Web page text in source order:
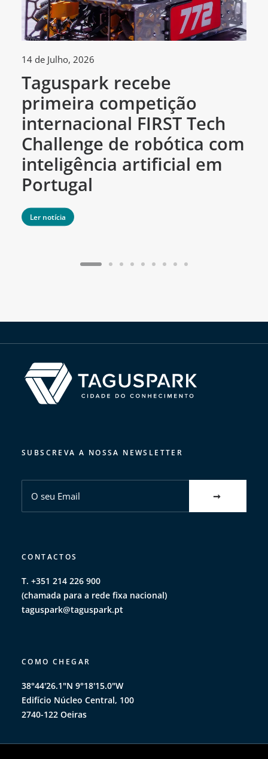
14 de Julho, 2026
Taguspark recebe
primeira competição
internacional FIRST Tech
Challenge de robótica com
inteligência artificial em
Portugal
Ler notícia
SUBSCREVA A NOSSA NEWSLETTER
CONTACTOS
T. +351 214 226 900
(chamada para a rede fixa nacional)
taguspark@taguspark.pt
COMO CHEGAR
38°44'26.1"N 9°18'15.0"W
Edifício Núcleo Central, 100
2740-122 Oeiras